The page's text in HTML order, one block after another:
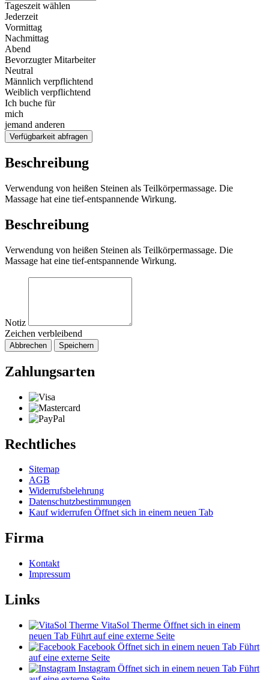
Tageszeit wählen
Jederzeit
Vormittag
Nachmittag
Abend
Bevorzugter Mitarbeiter
Neutral
Männlich verpflichtend
Weiblich verpflichtend
Ich buche für
mich
jemand anderen
Verfügbarkeit abfragen
Beschreibung
Verwendung von heißen Steinen als Teilkörpermassage. Die
Massage hat eine tief-entspannende Wirkung.
Beschreibung
Verwendung von heißen Steinen als Teilkörpermassage. Die
Massage hat eine tief-entspannende Wirkung.
Notiz
Zeichen verbleibend
Abbrechen Speichern
Zahlungsarten
Rechtliches
Sitemap
AGB
Widerrufsbelehrung
Datenschutzbestimmungen
Kauf widerrufen Öffnet sich in einem neuen Tab
Firma
Kontakt
Impressum
Links
VitaSol Therme Öffnet sich in einem
neuen Tab Führt auf eine externe Seite
Facebook Öffnet sich in einem neuen Tab Führt
auf eine externe Seite
Instagram Öffnet sich in einem neuen Tab Führt